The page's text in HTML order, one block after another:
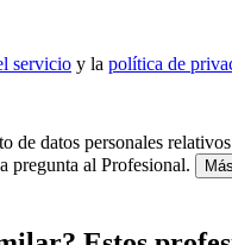
servicio y la política de
de datos personales
pregunta al Profesional.